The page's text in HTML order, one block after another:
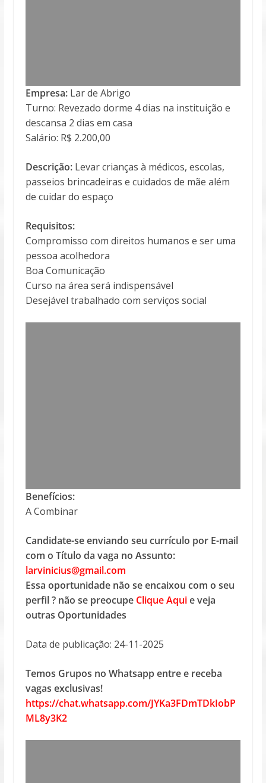
Empresa:Lar de Abrigo
Turno: Revezado dorme 4 dias na instituição e
descansa 2 dias em casa
Salário: R$ 2.200,00
Descrição:Levar crianças à médicos, escolas,
passeios brincadeiras e cuidados de mãe além
de cuidar do espaço
Requisitos:
Compromisso com direitos humanos e ser uma
pessoa acolhedora
Boa Comunicação
Curso na área será indispensável
Desejável trabalhado com serviços social
Benefícios:
A Combinar
Candidate-se enviando seu currículo por E-mail
com o Título da vaga no Assunto:
larvinicius@gmail.com
Essa oportunidade não se encaixou com o seu
perfil ? não se preocupe Clique Aquie veja
outras Oportunidades
Data de publicação: 24-11-2025
Temos Grupos no Whatsapp entre e receba
vagas exclusivas!
https://chat.whatsapp.com/JYKa3FDmTDkIobP
ML8y3K2